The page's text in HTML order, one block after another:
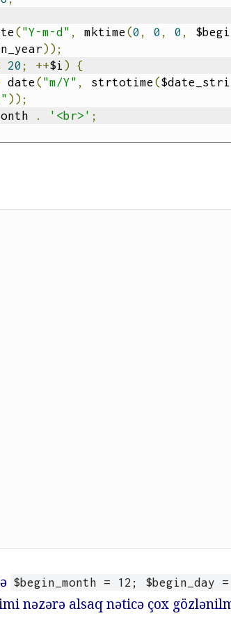
( "Y-m-d" , mktime(0 , 0 , 0 ,
));
20 ; ++$i )
{
date( "m/Y" , strtotime(
));
. '<br>' ;
$begin_month = 12; $begin_day
nəzərə alsaq nəticə çox